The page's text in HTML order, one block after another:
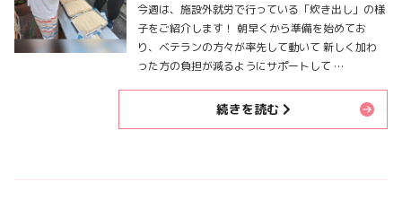
今週は、施設外就労で行っている「炊き出し」の様
子をご紹介します！ 朝早くから準備を始めてお
り、ベテランの方々が率先して動いて 新しく加わ
った方の負担が減るようにサポートして …
続きを読む